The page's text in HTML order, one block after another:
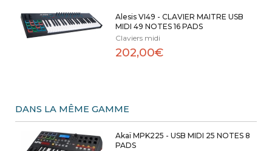
Alesis VI49 - CLAVIER MAITRE USB
MIDI 49 NOTES 16 PADS
Claviers midi
202,00€
DANS LA MÊME GAMME
Akaï MPK225 - USB MIDI 25 NOTES 8
PADS